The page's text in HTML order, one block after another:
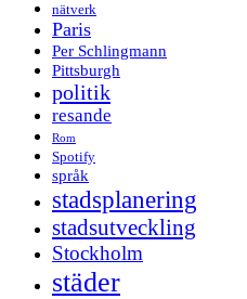
nätverk
Paris
Per Schlingmann
Pittsburgh
politik
resande
Rom
Spotify
språk
stadsplanering
stadsutveckling
Stockholm
städer